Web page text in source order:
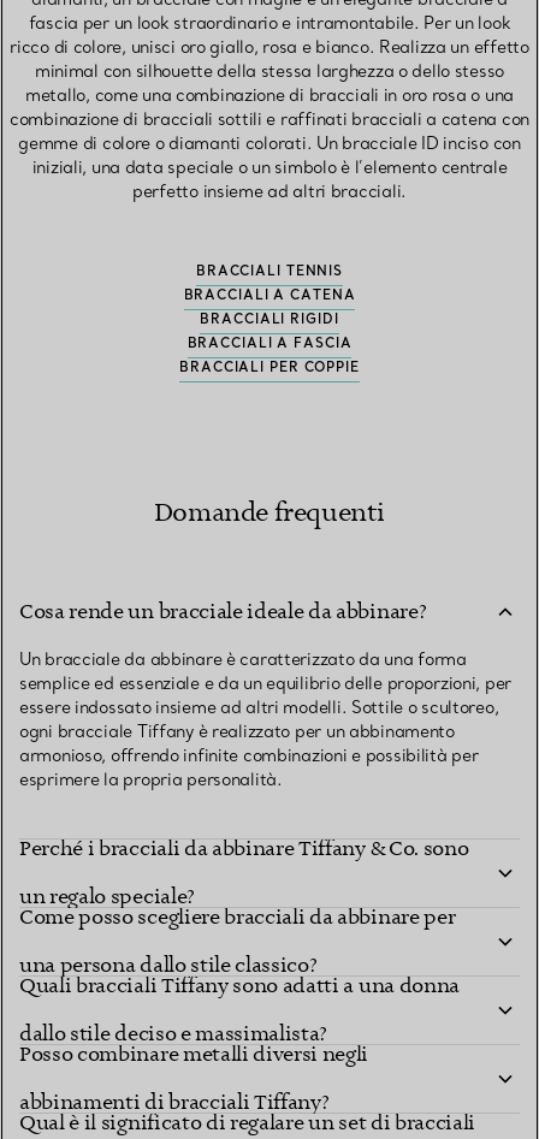
fascia per un look straordinario e intramontabile. Per un look
ricco di colore, unisci oro giallo, rosa e bianco. Realizza un effetto
minimal con silhouette della stessa larghezza o dello stesso
metallo, come una combinazione di bracciali in oro rosa o una
combinazione di bracciali sottili e raffinati bracciali a catena con
gemme di colore o diamanti colorati. Un bracciale ID inciso con
iniziali, una data speciale o un simbolo è l’elemento centrale
perfetto insieme ad altri bracciali.
BRACCIALI TENNIS
BRACCIALI A CATENA
BRACCIALI RIGIDI
BRACCIALI A FASCIA
BRACCIALI PER COPPIE
Domande frequenti
Cosa rende un bracciale ideale da abbinare?
Un bracciale da abbinare è caratterizzato da una forma
semplice ed essenziale e da un equilibrio delle proporzioni, per
essere indossato insieme ad altri modelli. Sottile o scultoreo,
ogni bracciale Tiffany è realizzato per un abbinamento
armonioso, offrendo infinite combinazioni e possibilità per
esprimere la propria personalità.
Perché i bracciali da abbinare Tiffany & Co. sono
un regalo speciale?
Come posso scegliere bracciali da abbinare per
una persona dallo stile classico?
Quali bracciali Tiffany sono adatti a una donna
dallo stile deciso e massimalista?
Posso combinare metalli diversi negli
abbinamenti di bracciali Tiffany?
Qual è il significato di regalare un set di bracciali